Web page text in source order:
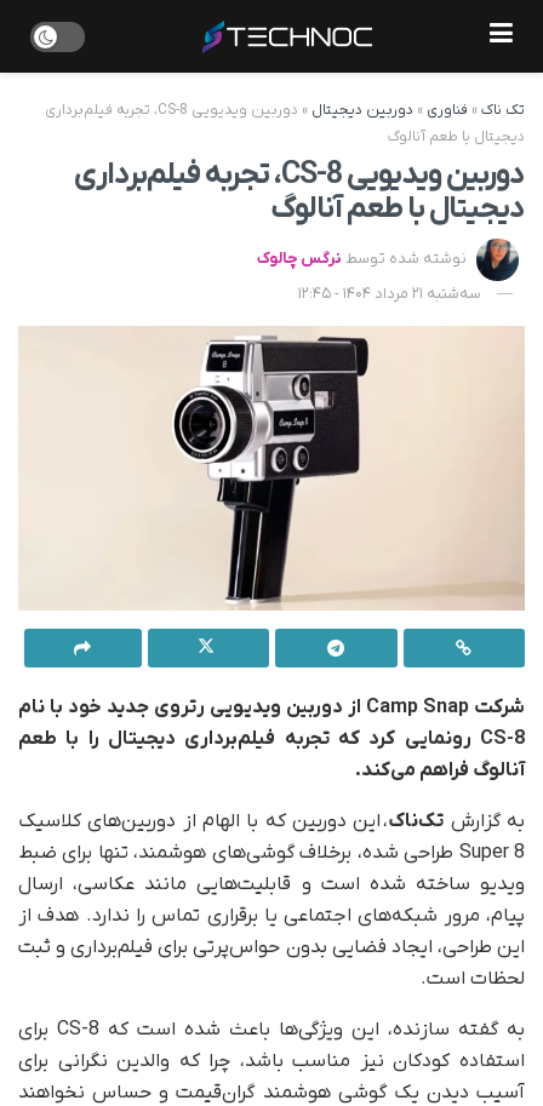
تک ناک» فناوری » دوربین دیجیتال »
دوربین ویدیویی CS-8، تجربه فیلم‌برداری
دیجیتال با طعم آنالوگ
دوربین ویدیویی CS-8، تجربه فیلم‌برداری
دیجیتال با طعم آنالوگ
نوشته شده توسط نرگس چالوک
سه‌شنبه 21 مرداد 1404 - 12:45
شرکت Camp Snap از دوربین ویدیویی رتروی جدید خود با نام
CS-8 رونمایی کرد که تجربه فیلم‌برداری دیجیتال را با طعم
آنالوگ فراهم می‌کند.
به گزارش تک‌ناک، این دوربین که با الهام از دوربین‌های کلاسیک
Super 8 طراحی شده، برخلاف گوشی‌های هوشمند، تنها برای ضبط
ویدیو ساخته شده است و قابلیت‌هایی مانند عکاسی، ارسال
پیام، مرور شبکه‌های اجتماعی یا برقراری تماس را ندارد. هدف از
این طراحی، ایجاد فضایی بدون حواس‌پرتی برای فیلم‌برداری و ثبت
لحظات است.
به گفته سازنده، این ویژگی‌ها باعث شده است که CS-8 برای
استفاده کودکان نیز مناسب باشد، چرا که والدین نگرانی برای
آسیب دیدن یک گوشی هوشمند گران‌قیمت و حساس نخواهند